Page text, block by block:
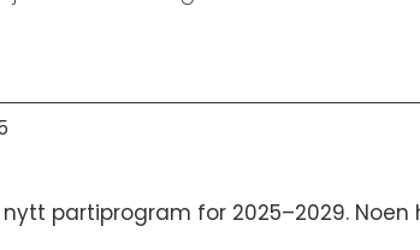
partiprogram for 2025–2029.